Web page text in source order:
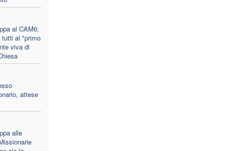
al CAM6:
tutti al "primo
viva di
attese
alle